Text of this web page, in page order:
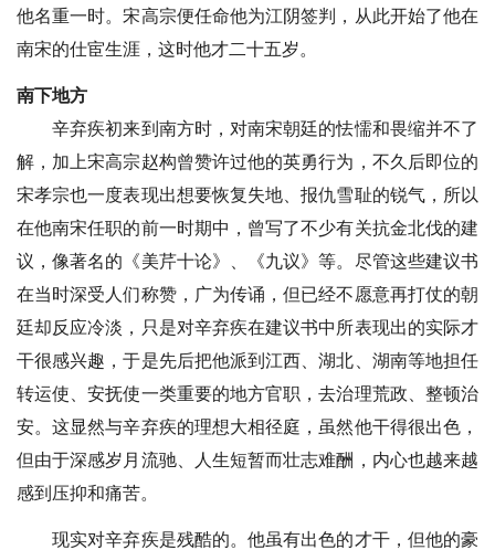
他名重一时。宋高宗便任命他为江阴签判，从此开始了他在
南宋的仕宦生涯，这时他才二十五岁。
南下地方
辛弃疾初来到南方时，对南宋朝廷的怯懦和畏缩并不了
解，加上宋高宗赵构曾赞许过他的英勇行为，不久后即位的
宋孝宗也一度表现出想要恢复失地、报仇雪耻的锐气，所以
在他南宋任职的前一时期中，曾写了不少有关抗金北伐的建
议，像著名的《美芹十论》、《九议》等。尽管这些建议书
在当时深受人们称赞，广为传诵，但已经不愿意再打仗的朝
廷却反应冷淡，只是对辛弃疾在建议书中所表现出的实际才
干很感兴趣，于是先后把他派到江西、湖北、湖南等地担任
转运使、安抚使一类重要的地方官职，去治理荒政、整顿治
安。这显然与辛弃疾的理想大相径庭，虽然他干得很出色，
但由于深感岁月流驰、人生短暂而壮志难酬，内心也越来越
感到压抑和痛苦。
现实对辛弃疾是残酷的。他虽有出色的才干，但他的豪